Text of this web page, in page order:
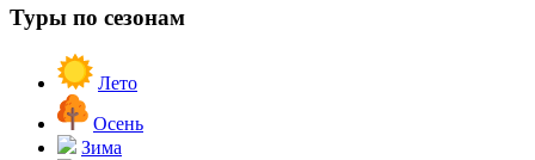
Туры по сезонам
Лето
Осень
Зима